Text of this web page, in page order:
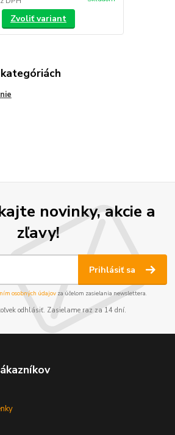
Zvoliť variant
novinky, akcie a
zľavy!
Prihlásiť sa
osobných údajov za účelom zasielania newslettera.
odhlásiť. Zasielame raz za 14 dní.